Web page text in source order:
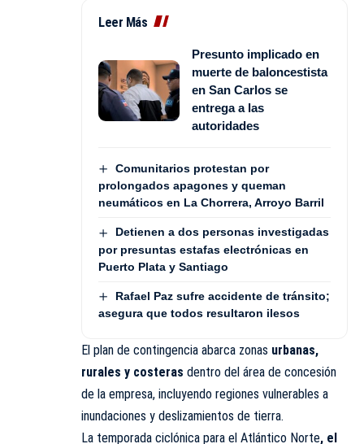
Leer Más
Presunto implicado en
muerte de baloncestista
en San Carlos se
entrega a las
autoridades
Comunitarios protestan por
prolongados apagones y queman
neumáticos en La Chorrera, Arroyo Barril
Detienen a dos personas investigadas
por presuntas estafas electrónicas en
Puerto Plata y Santiago
Rafael Paz sufre accidente de tránsito;
asegura que todos resultaron ilesos
El plan de contingencia abarca zonas urbanas,
rurales y costeras dentro del área de concesión
de la empresa, incluyendo regiones vulnerables a
inundaciones y deslizamientos de tierra.
La temporada ciclónica para el Atlántico Norte, el